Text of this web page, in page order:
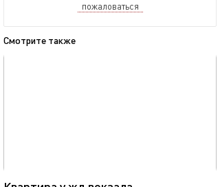
пожаловаться
Смотрите также